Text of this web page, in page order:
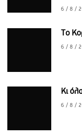
6 / 8 /
Το
6 / 8 /
Κι
6 / 8 /